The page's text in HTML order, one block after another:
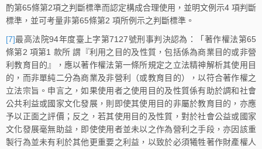
酌第65條第2項之判斷標準而認定構成合理使用，並明文例示4 項判斷
標準，並可考量非第65條第2 項所例示之判斷標準。
[7]最高法院94年度臺上字第7127號刑事判決認為：「著作權法第65
條第2 項第1 款所 謂『利用之目的及性質，包括係為商業目的或非營
利教育目的』，應以著作權法第一條所規定之立法精神解析其使用目
的，而非單純二分為商業及非營利（或教育目的），以符合著作權之
立法宗旨。申言之，如果使用者之使用目的及性質係有助於調和社會
公共利益或國家文化發展，則即使其使用目的非屬於教育目的，亦應
予以正面之評價；反之，若其使用目的及性質，對於社會公益或國家
文化發展毫無助益，即使使用者並未以之作為營利之手段，亦因該重
製行為並未有利於其他更重要之利益，以致於必須犧牲著作財產權人